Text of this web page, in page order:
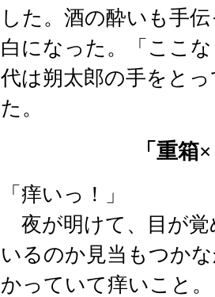
した。酒の酔いも手
白になった。「ここ
代は朔太郎の手をと
た。
「重箱
「痒いっ！」
夜が明けて、目が覚
いるのか見当もつか
かっていて痒いこと